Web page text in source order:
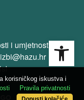
i umjetnosti. Sva
korisničkog iskustva i
Pravila privatnosti